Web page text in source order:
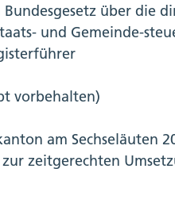
über die
und Gemeinde-
vorbehalten)
am Sechseläuten
zeitgerechten